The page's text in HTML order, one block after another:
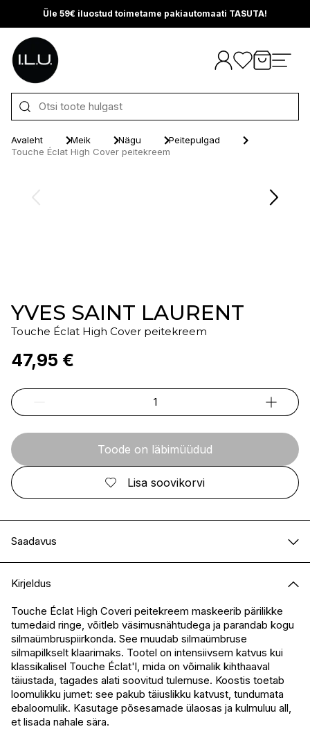
Üle 59€ iluostud toimetame pakiautomaati TASUTA!
Otse sisu juurde
Avaleht Meik Nägu
Peitepulgad
Touche Éclat High Cover peitekreem
YVES SAINT LAURENT
Touche Éclat High Cover peitekreem
47,95 €
Toode on läbimüüdud
Lisa soovikorvi
Saadavus
I.L.U. Kristiine
I.L.U. Ülemiste
Ei ole saadaval
I.L.U. Rocca
Ei ole saadaval
I.L.U. Lõunakeskus
Ei ole saadaval
I.L.U. Pärnu
Ei ole saadaval
Kirjeldus
Touche Éclat High Coveri peitekreem maskeerib pärilikke
tumedaid ringe, võitleb väsimusnähtudega ja parandab kogu
silmaümbruspiirkonda. See muudab silmaümbruse
silmapilkselt klaarimaks. Tootel on intensiivsem katvus kui
klassikalisel Touche Éclat'l, mida on võimalik kihthaaval
täiustada, tagades alati soovitud tulemuse. Koostis toetab
loomulikku jumet: see pakub täiuslikku katvust, tundumata
ebaloomulik. Kasutage põsesarnade ülaosas ja kulmuluu all,
et lisada nahale sära.